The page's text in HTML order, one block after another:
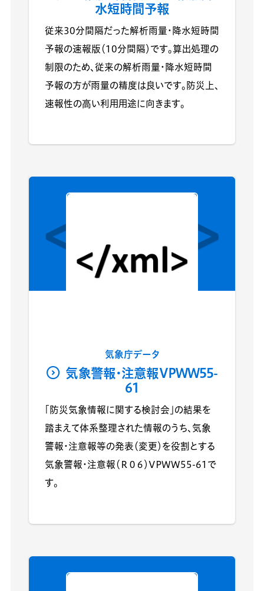
水短時間予報
従来30分間隔だった解析雨量・降水短時間
予報の速報版（10分間隔）です。算出処理の
制限のため、従来の解析雨量・降水短時間
予報の方が雨量の精度は良いです。防災上、
速報性の高い利用用途に向きます。
気象庁データ
気象警報・注意報VPWW55-
61
「防災気象情報に関する検討会」の結果を
踏まえて体系整理された情報のうち、気象
警報・注意報等の発表（変更）を役割とする
気象警報・注意報（Ｒ０６）VPWW55-61で
す。